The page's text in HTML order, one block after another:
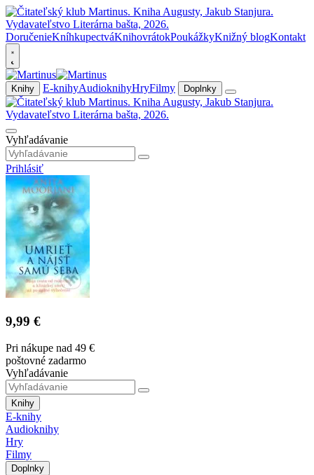
DoručenieKníhkupectváKnihovrátokPoukážkyKnižný blogKontakt
Knihy E-knihyAudioknihyHryFilmy Doplnky
Vyhľadávanie
Prihlásiť
9,99 €
Pri nákupe nad 49 €
poštovné zadarmo
Vyhľadávanie
Knihy
E-knihy
Audioknihy
Hry
Filmy
Doplnky